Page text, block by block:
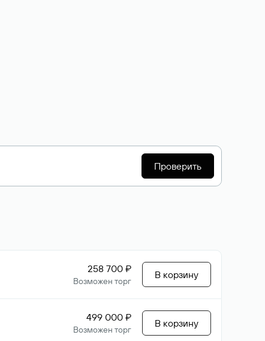
Проверить
258 700 ₽
Возможен торг
В корзину
499 000 ₽
Возможен торг
В корзину